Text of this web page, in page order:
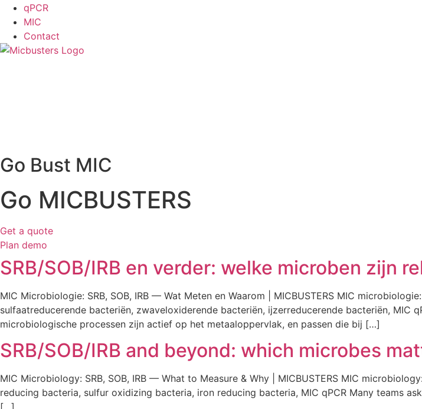
qPCR
MIC
Contact
Go Bust MIC
Go MICBUSTERS
Get a quote
Plan demo
SRB/SOB/IRB en verder: welke microben zijn
MIC Microbiologie: SRB, SOB, IRB — Wat Meten en Waarom | MICBUSTERS MIC
sulfaatreducerende bacteriën, zwaveloxiderende bacteriën, ijzerreducerende bacteriën, MIC
microbiologische processen zijn actief op het metaaloppervlak, en passen die bij […]
SRB/SOB/IRB and beyond: which microbes
MIC Microbiology: SRB, SOB, IRB — What to Measure & Why | MICBUSTERS MIC
reducing bacteria, sulfur oxidizing bacteria, iron reducing bacteria, MIC qPCR Many teams